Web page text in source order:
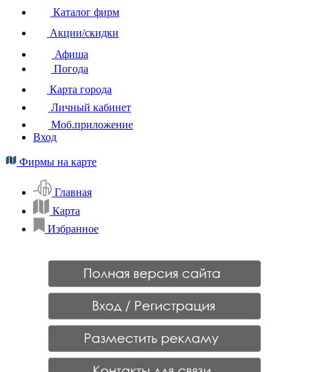
Каталог фирм
Акции/скидки
Афиша
Погода
Карта города
Личный кабинет
Моб.приложение
Вход
Фирмы на карте
Главная
Карта
Избранное